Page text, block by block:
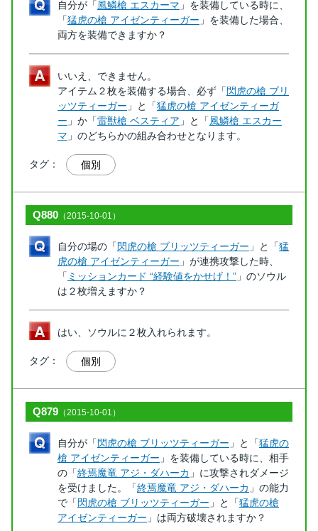
自分が「風鱗槍 エスカーマ 」を装備している時に、
「猛虎の槍 アイゼンティーガー 」を装備した場合、
両方を装備できますか？
いいえ、できません。
アイテム２枚を装備する場合、必ず「閃虎の槍 ブリ
ッツティーガー 」と「猛虎の槍 アイゼンティーガ
ー 」か「雷獣槍 ベスティア 」と「風鱗槍 エスカー
マ 」のどちらかの組み合わせとなります。
タグ： 個別
Q880 （2015-10-01）
自分の場の「閃虎の槍 ブリッツティーガー 」と「猛
虎の槍 アイゼンティーガー 」が連携攻撃した時、
「 ミッションカード “経験値をかせげ！” 」のソウル
は２枚増えますか？
はい、ソウルに２枚入れられます。
タグ： 個別
Q879 （2015-10-01）
自分が「閃虎の槍 ブリッツティーガー 」と「猛虎の
槍 アイゼンティーガー 」を装備している時に、相手
の「終焉魔竜 アジ・ダハーカ 」に攻撃されダメージ
を受けました。「終焉魔竜 アジ・ダハーカ 」の能力
で「閃虎の槍 ブリッツティーガー 」と「猛虎の槍
アイゼンティーガー 」は両方破壊されますか？